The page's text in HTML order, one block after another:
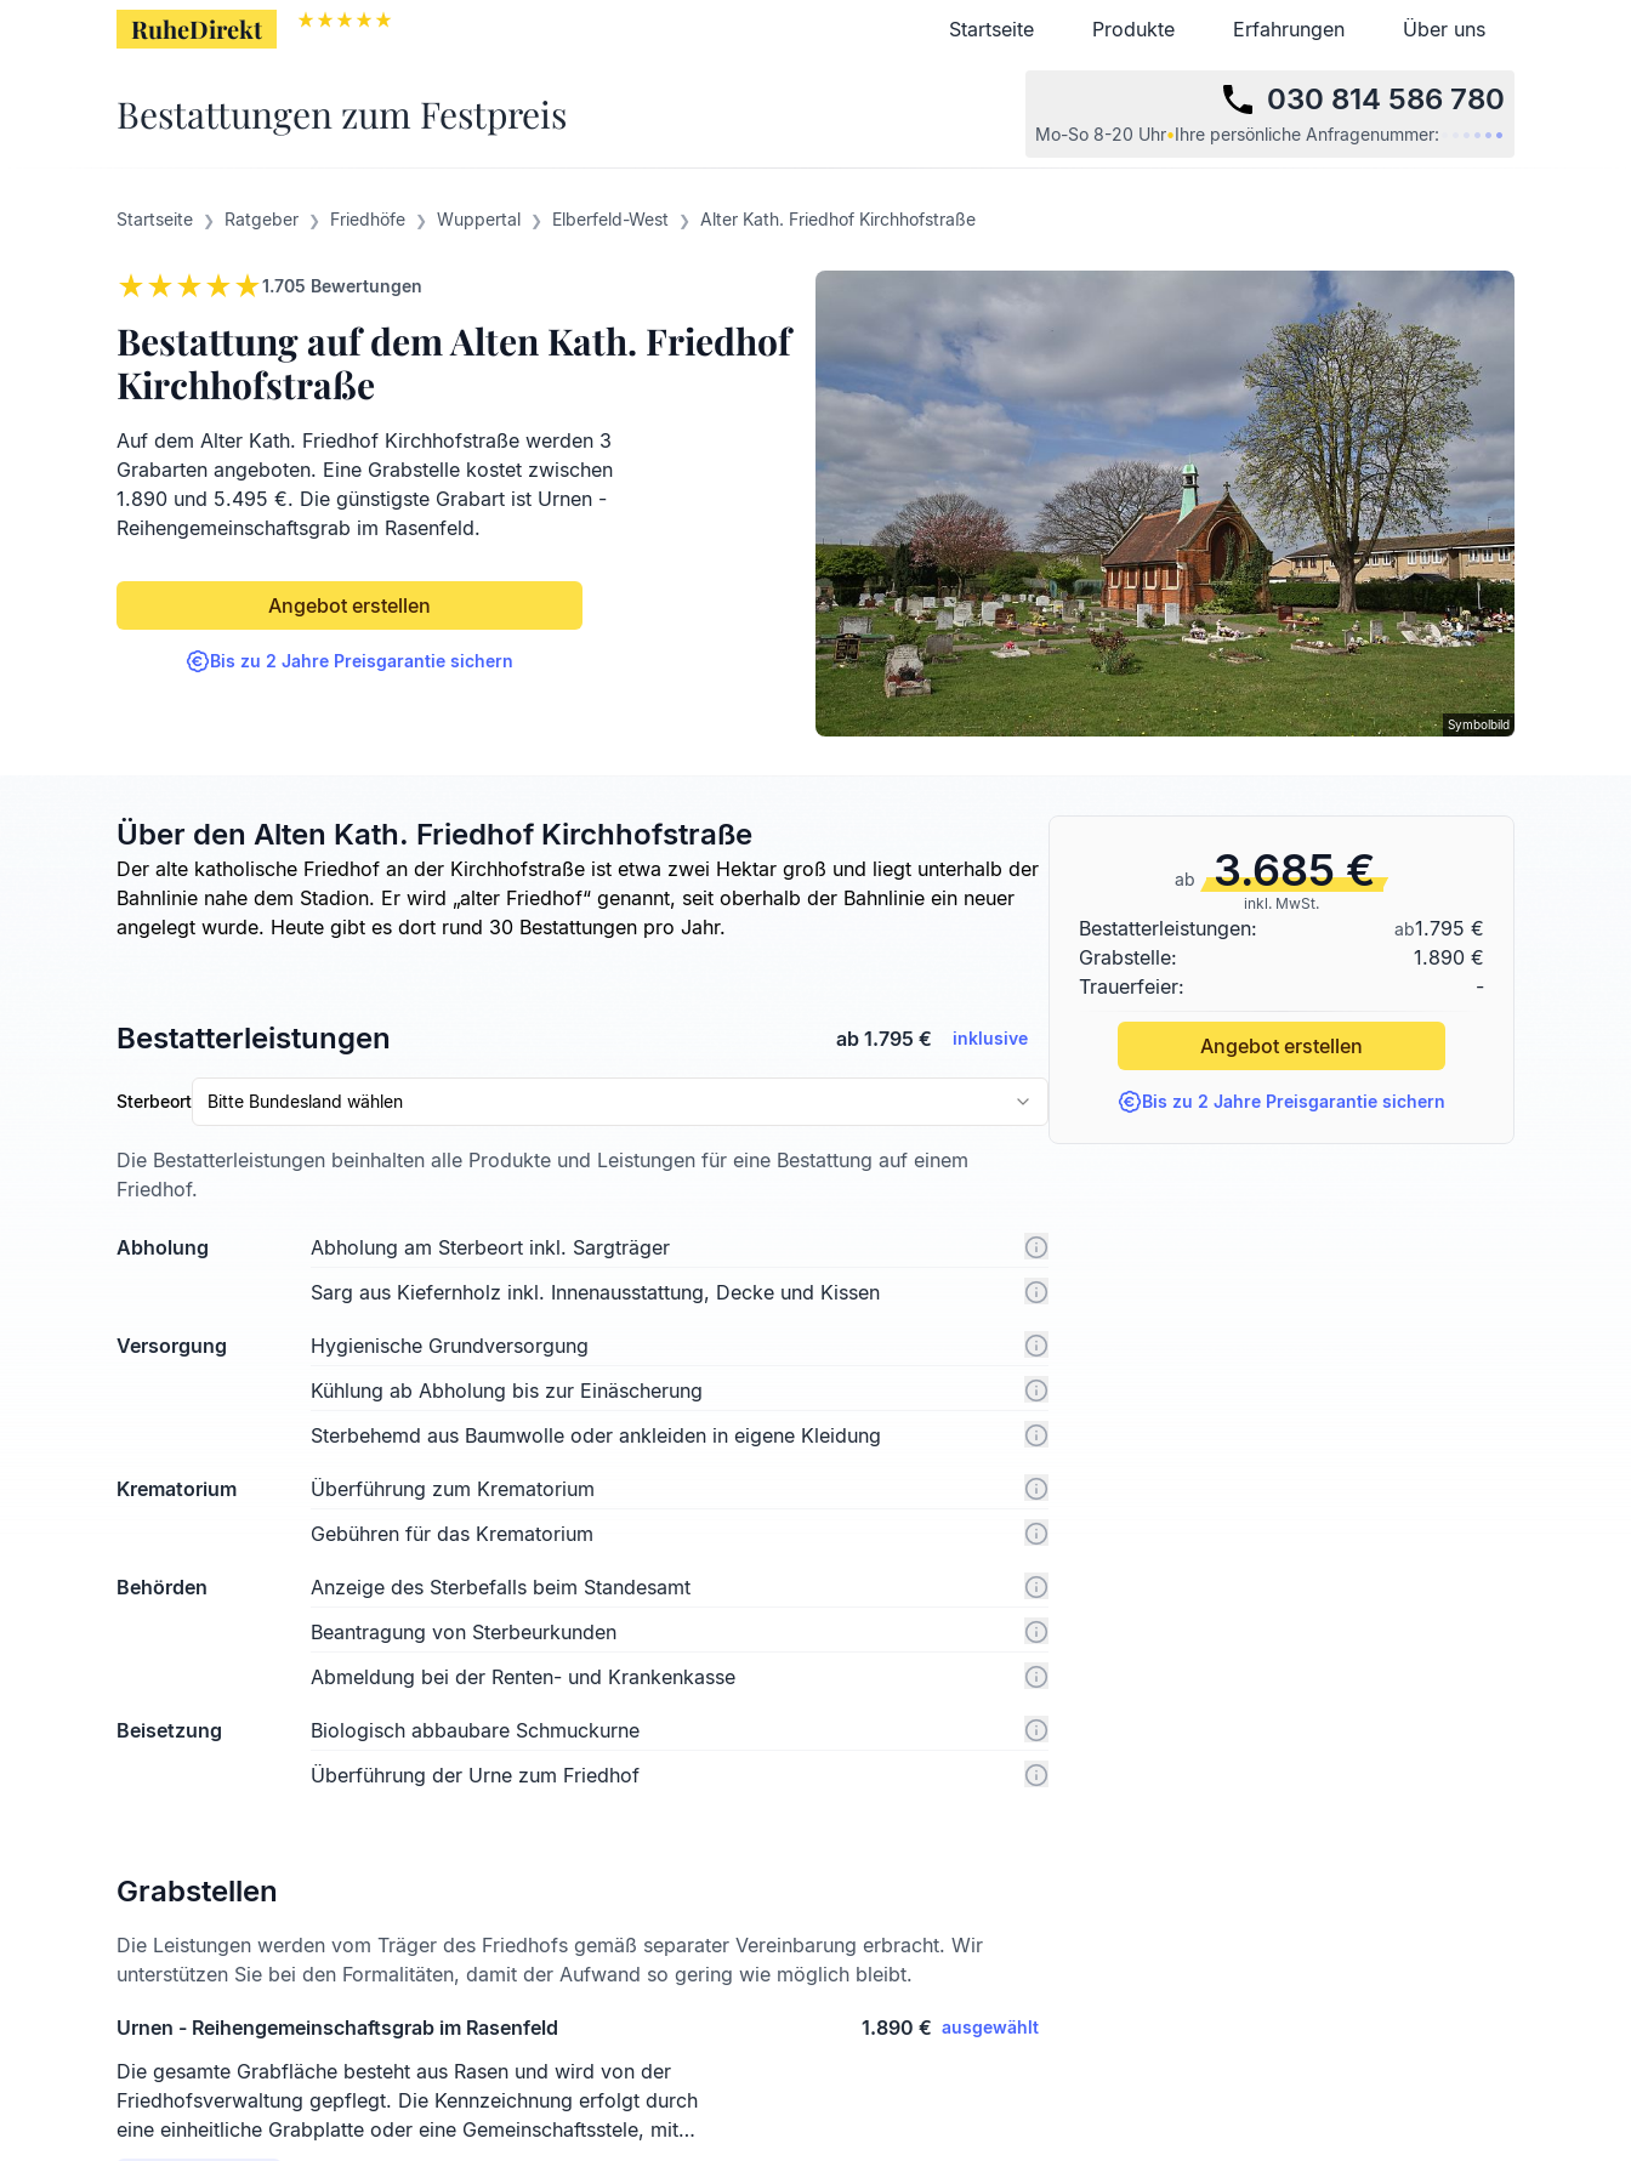
RuheDirekt Startseite Produkte Erfahrungen Über uns
Bestattungen zum Festpreis 030 814 586 780
Mo-So 8-20 Uhr•Ihre persönliche Anfragenummer: • • •
RuheDirekt Startseite Produkte Erfahrungen Über uns
Startseite Ratgeber Friedhöfe Wuppertal Elberfeld-West Alter Kath. Friedhof Kirchhofstraße
1.705 Bewertungen
Bestattung auf dem Alten Kath. Friedhof
Kirchhofstraße
Auf dem Alter Kath. Friedhof Kirchhofstraße werden 3
Grabarten angeboten. Eine Grabstelle kostet zwischen
1.890 und 5.495 €. Die günstigste Grabart ist Urnen -
Reihengemeinschaftsgrab im Rasenfeld.
Angebot erstellen
Bis zu 2 Jahre Preisgarantie sichern
Symbolbild
Über den Alten Kath. Friedhof Kirchhofstraße
Der alte katholische Friedhof an der Kirchhofstraße ist etwa zwei Hektar groß und liegt unterhalb der
Bahnlinie nahe dem Stadion. Er wird „alter Friedhof“ genannt, seit oberhalb der Bahnlinie ein neuer
angelegt wurde. Heute gibt es dort rund 30 Bestattungen pro Jahr.
Bestatterleistungen ab 1.795 € inklusive
Sterbeort Bitte Bundesland wählen
Die Bestatterleistungen beinhalten alle Produkte und Leistungen für eine Bestattung auf einem
Friedhof.
Abholung
Abholung am Sterbeort inkl. Sargträger
Sarg aus Kiefernholz inkl. Innenausstattung, Decke und Kissen
Versorgung
Hygienische Grundversorgung
Kühlung ab Abholung bis zur Einäscherung
Sterbehemd aus Baumwolle oder ankleiden in eigene Kleidung
Krematorium
Überführung zum Krematorium
Gebühren für das Krematorium
Behörden
Anzeige des Sterbefalls beim Standesamt
Beantragung von Sterbeurkunden
Abmeldung bei der Renten- und Krankenkasse
Beisetzung
Biologisch abbaubare Schmuckurne
Überführung der Urne zum Friedhof
Grabstellen
Die Leistungen werden vom Träger des Friedhofs gemäß separater Vereinbarung erbracht. Wir
unterstützen Sie bei den Formalitäten, damit der Aufwand so gering wie möglich bleibt.
Urnen - Reihengemeinschaftsgrab im Rasenfeld 1.890 € ausgewählt
Die gesamte Grabfläche besteht aus Rasen und wird von der
Friedhofsverwaltung gepflegt. Die Kennzeichnung erfolgt durch
eine einheitliche Grabplatte oder eine Gemeinschaftsstele, mit
ab 3.685 €
inkl. MwSt.
Bestatterleistungen: ab1.795 €
Grabstelle:
1.890 €
Trauerfeier:
-
Angebot erstellen
Bis zu 2 Jahre Preisgarantie sichern